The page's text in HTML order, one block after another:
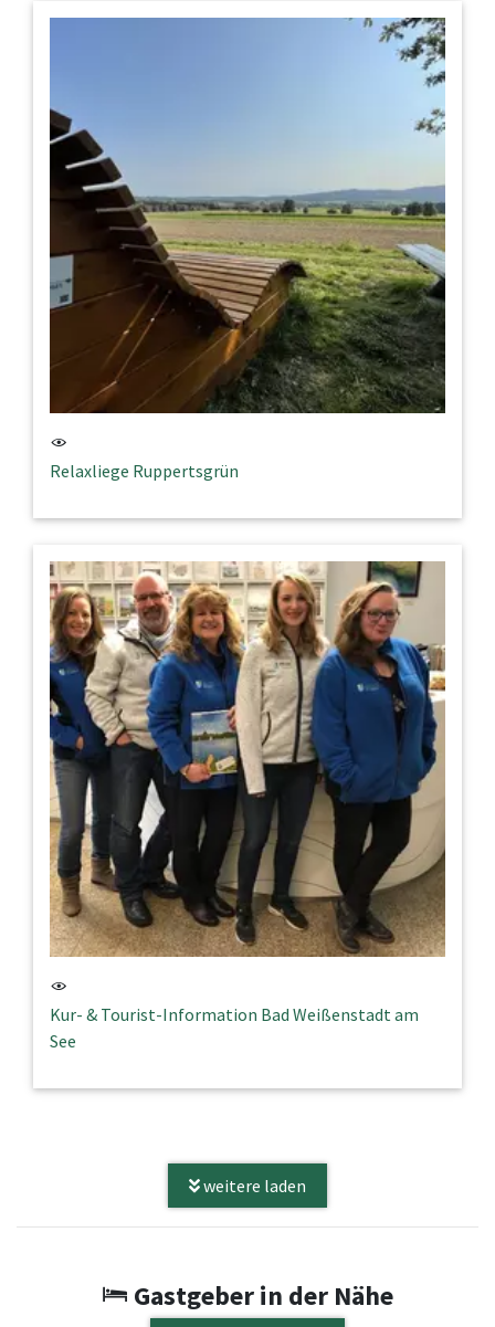
Relaxliege Ruppertsgrün
Kur- & Tourist-Information Bad Weißenstadt am
See
weitere laden
Gastgeber in der Nähe